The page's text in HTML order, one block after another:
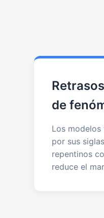
de
Los
por sus
repentinos
reduce el